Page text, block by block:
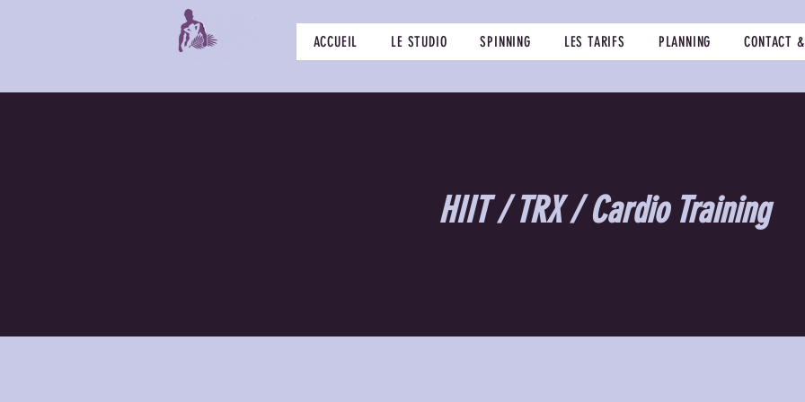
ACCUEIL LE STUDIO SPINNING LES TARIFS PLANNING CONTACT
HIIT / TRX / Cardio Training